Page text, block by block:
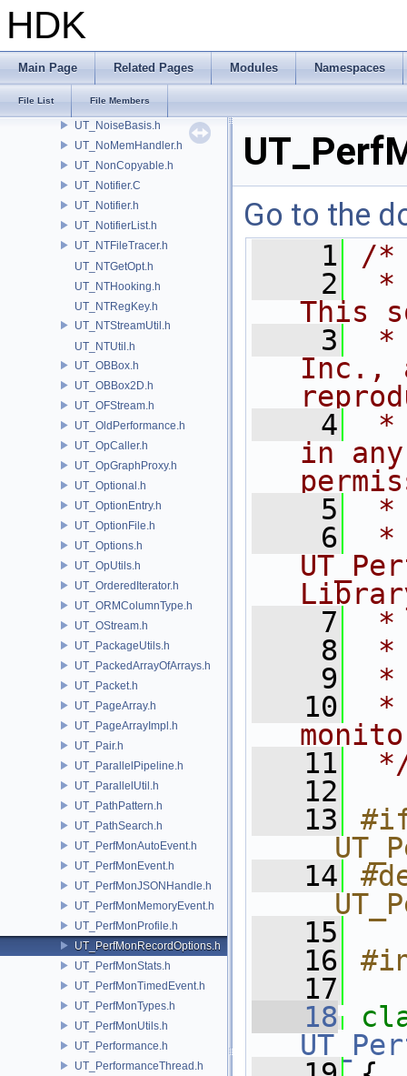
HDK
Main Page Related Pages Modules Namespaces
File List File Members
UT_NetPacket.h
UT_NetStream.h
UT_NetUtil.h
UT_Noise.h
UT_NoiseBasis.h
UT_NoMemHandler.h
UT_NonCopyable.h
UT_Notifier.C
UT_Notifier.h
UT_NotifierList.h
UT_NTFileTracer.h
UT_NTGetOpt.h
UT_NTHooking.h
UT_NTRegKey.h
UT_NTStreamUtil.h
UT_NTUtil.h
UT_OBBox.h
UT_OBBox2D.h
UT_OFStream.h
UT_OldPerformance.h
UT_OpCaller.h
UT_OpGraphProxy.h
UT_Optional.h
UT_OptionEntry.h
UT_OptionFile.h
UT_Options.h
UT_OpUtils.h
UT_OrderedIterator.h
UT_ORMColumnType.h
UT_OStream.h
UT_PackageUtils.h
UT_PackedArrayOfArrays.h
UT_Packet.h
UT_PageArray.h
UT_PageArrayImpl.h
UT_Pair.h
UT_ParallelPipeline.h
UT_ParallelUtil.h
UT_PathPattern.h
UT_PathSearch.h
UT_PerfMonAutoEvent.h
UT_PerfMonEvent.h
UT_PerfMonJSONHandle.h
UT_PerfMonMemoryEvent.h
UT_PerfMonProfile.h
UT_PerfMonRecordOptions.h
UT_PerfMonStats.h
UT_PerfMonTimedEvent.h
UT_PerfMonTypes.h
UT_PerfMonUtils.h
UT_Performance.h
UT_PerformanceThread.h
Go to the
    1
/*
    2
*
This
    3
*
Inc.,
    4
*
in
    5
*
    6
*
    7
*
    8
*
    9
*
   10
*
   11
   12
   13
   14
   15
   16
   17
   18